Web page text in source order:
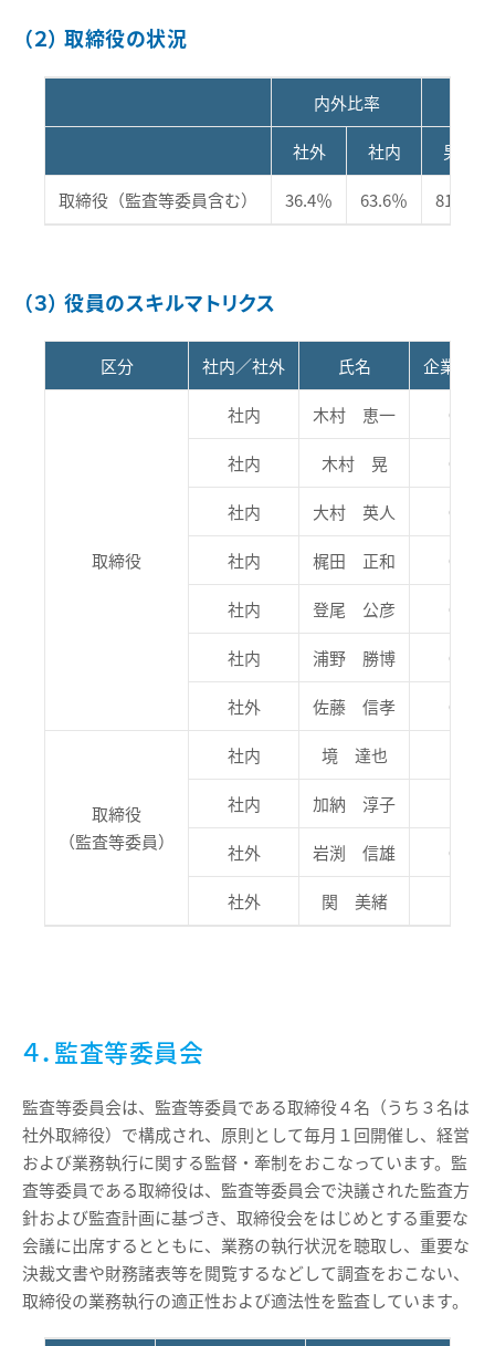
（２） 取締役の状況
内外比率
社外
社内
男性
取締役（監査等委員含む）
36.4％ 63.6％ 81.8％
（３） 役員のスキルマトリクス
区分 社内／社外 氏名 企業経営
取締役
社内 木村 恵一
〇
社内
木村 晃
〇
社内
大村 英人
〇
社内
梶田 正和
〇
社内
登尾 公彦
〇
社内
浦野 勝博
〇
社外
佐藤 信孝 〇
取締役
（監査等委員）
社内
境 達也
社内
加納 淳子
社外
岩渕 信雄
〇
社外
関 美緒
４．監査等委員会
監査等委員会は、監査等委員である取締役４名（うち３名は
社外取締役）で構成され、原則として毎月１回開催し、経営
および業務執行に関する監督・牽制をおこなっています。監
査等委員である取締役は、監査等委員会で決議された監査方
針および監査計画に基づき、取締役会をはじめとする重要な
会議に出席するとともに、業務の執行状況を聴取し、重要な
決裁文書や財務諸表等を閲覧するなどして調査をおこない、
取締役の業務執行の適正性および適法性を監査しています。